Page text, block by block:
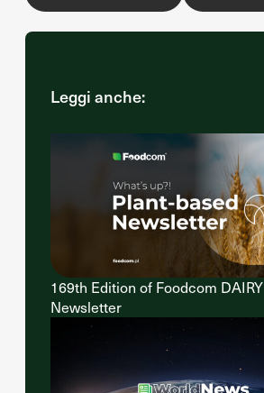
Leggi anche:
169th Edition of Foodcom DAIRY
Newsletter